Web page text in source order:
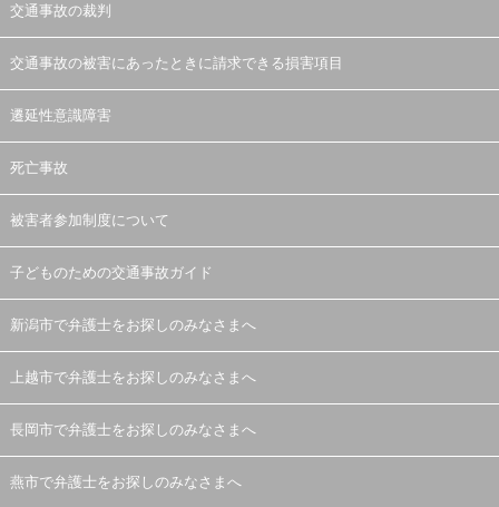
交通事故の裁判
交通事故の被害にあったときに請求できる損害項目
遷延性意識障害
死亡事故
被害者参加制度について
子どものための交通事故ガイド
新潟市で弁護士をお探しのみなさまへ
上越市で弁護士をお探しのみなさまへ
長岡市で弁護士をお探しのみなさまへ
燕市で弁護士をお探しのみなさまへ